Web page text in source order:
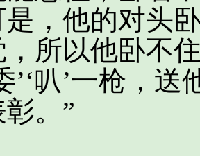
，他的对头
，所以他卧不
’‘叭’一枪，
。”